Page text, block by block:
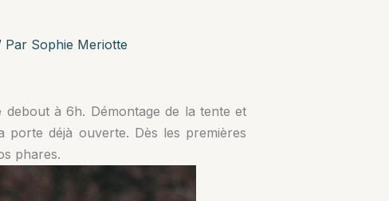
Par Sophie Meriotte
debout à 6h. Démontage de la tente et
déjà ouverte. Dès les premières
phares.